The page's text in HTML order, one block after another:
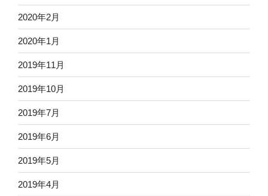
2020年2月
2020年1月
2019年11月
2019年10月
2019年7月
2019年6月
2019年5月
2019年4月